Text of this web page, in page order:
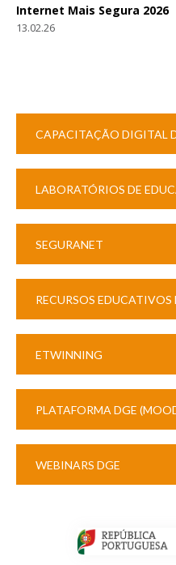
Internet Mais Segura 2026
13.02.26
CAPACITAÇÃO DIGITAL
LABORATÓRIOS DE
SEGURANET
RECURSOS
ETWINNING
PLATAFORMA DGE
WEBINARS DGE